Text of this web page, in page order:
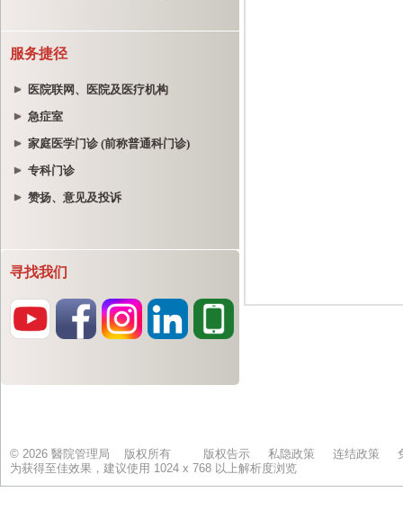
服务捷径
医院联网、医院及医疗机构
急症室
家庭医学门诊 (前称普通科门诊)
专科门诊
赞扬、意见及投诉
寻找我们
© 2026 醫院管理局 版权所有 版权告示 私隐政策 连结政策
为获得至佳效果，建议使用 1024 x 768 以上解析度浏览